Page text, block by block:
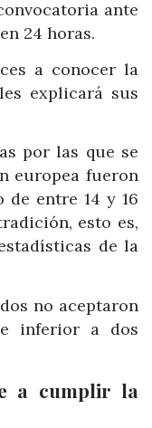
ante
24 horas.
a conocer la
explicará sus
por las que se
europea fueron
de entre 14 y 16
esto es,
de la
no aceptaron
inferior a dos
a cumplir la